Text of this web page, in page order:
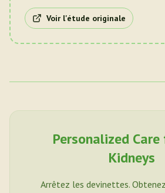
Voir l'étude originale
Personalized Care
Kidneys
Arrêtez les devinettes.